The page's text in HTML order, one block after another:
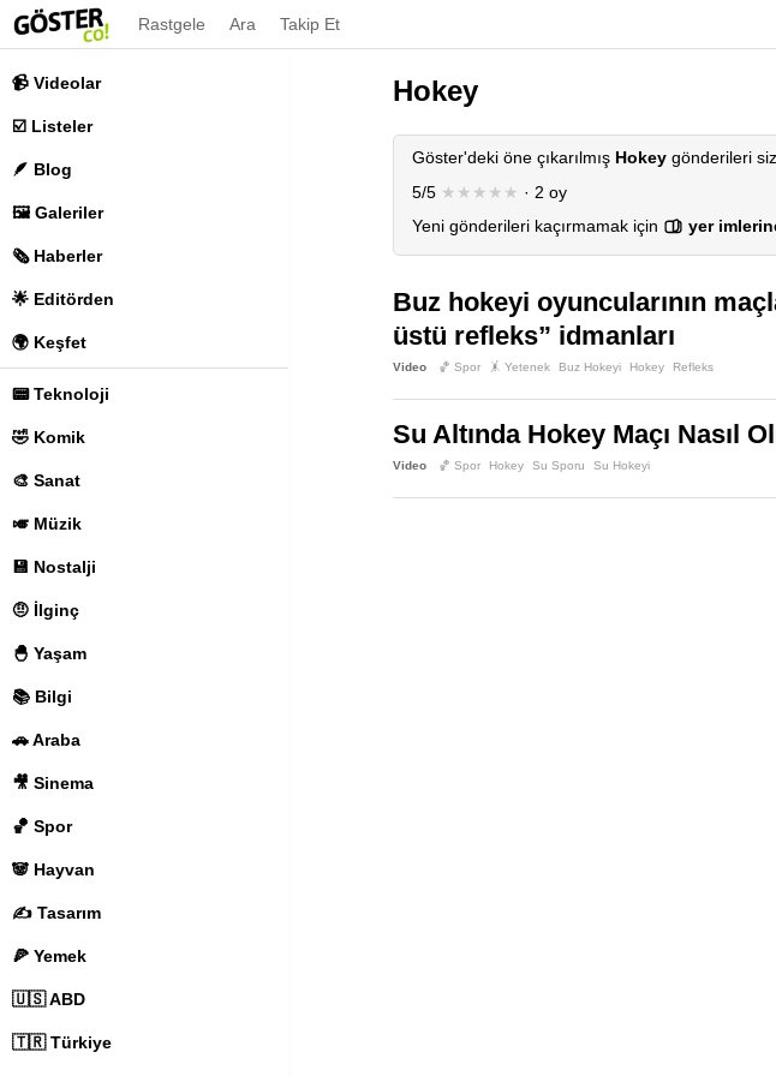
📹 Videolar
☑️ Listeler
🪶 Blog
🖼️ Galeriler
🗞️ Haberler
🌟 Editörden
🌍 Keşfet
📟 Teknoloji
🤣 Komik
🎨 Sanat
🎺 Müzik
💾 Nostalji
🤨 İlginç
🐣 Yaşam
📚 Bilgi
🚗 Araba
🎥 Sinema
🏀 Spor
🐼 Hayvan
✍️ Tasarım
🍕 Yemek
🇺🇸 ABD
🇹🇷 Türkiye
Rastgele Ara Takip Et
Hokey
Göster'deki öne çıkarılmış Hokey gönderileri
5/5 ★★★★★ · 2 oy
Yeni gönderileri kaçırmamak için
yer
Buz hokeyi oyuncularının
üstü refleks” idmanları
Video 🏀 Spor 🤸 Yetenek Buz Hokeyi Hokey Refleks
Su Altında Hokey Maçı Nasıl
Video 🏀 Spor Hokey Su Sporu Su Hokeyi